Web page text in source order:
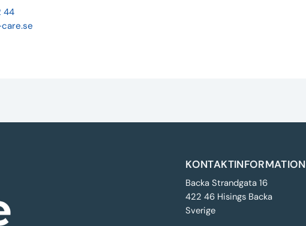
44
KONTAKTINFORMATION
Backa Strandgata 16
422 46 Hisings Backa
Sverige